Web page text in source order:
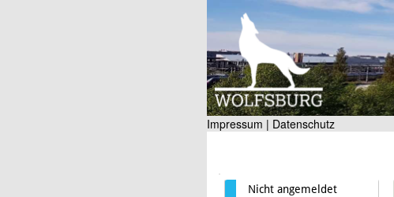
Impressum | Datenschutz
Nicht angemeldet